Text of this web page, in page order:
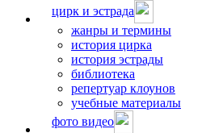
цирк и эстрада
жанры и термины
история цирка
история эстрады
библиотека
репертуар клоунов
учебные материалы
фото видео